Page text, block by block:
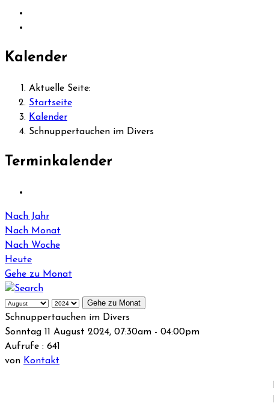
Kalender
Aktuelle Seite:
Startseite
Kalender
Schnuppertauchen im Divers
Terminkalender
Nach Jahr
Nach Monat
Nach Woche
Heute
Gehe zu Monat
Gehe zu Monat
Schnuppertauchen im Divers
Sonntag 11 August 2024, 07:30am - 04:00pm
Aufrufe : 641
von Kontakt